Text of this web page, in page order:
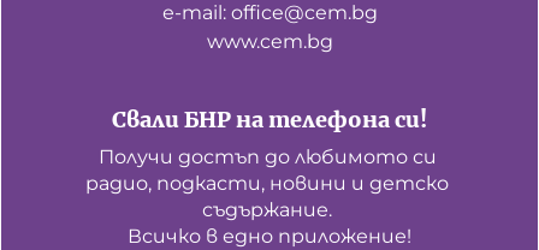
Свали БНР на телефона си!
Получи достъп до любимото си
радио, подкасти, новини и детско
съдържание.
Всичко в едно приложение!
е-mail: office@cem.bg
www.cem.bg